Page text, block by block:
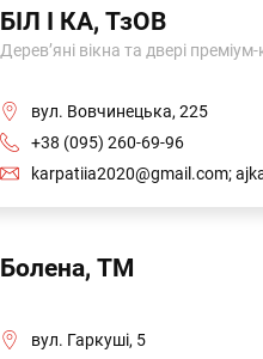
БІЛ І КА, ТзОВ
Дерев’яні вікна та двері
вул. Вовчинецька, 225
+38 (095) 260-69-96
karpatiia2020@gmail.com;
Болена, ТМ
вул. Гаркуші, 5